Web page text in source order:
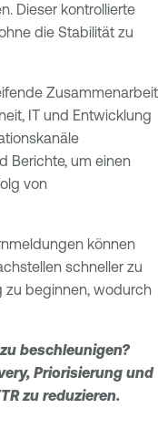
Dieser kontrollierte
die Stabilität zu
Zusammenarbeit
IT und Entwicklung
Berichte, um einen
von
können
schneller zu
zu beginnen, wodurch
beschleunigen?
Priorisierung und
zu reduzieren.